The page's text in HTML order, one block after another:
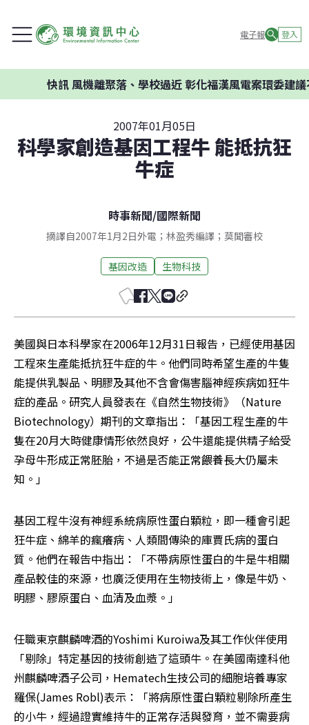
電子報 登入
快訊風機離聚落、學校過近 彰化福漢風電案環委建議
2007年01月05日
科學家創造基因工程牛 能抵抗狂
牛症
時事新聞/國際新聞
摘譯自2007年1月2日外電；林盈秀編譯；莫聞審校
基因改造 生物科技
美國與日本科學家在2006年12月31日報告，已經使用基因
工程來生產能抵抗狂牛症的牛。他們同時希望生產的牛隻
能提供乳製品、明膠及其他不含會傷害腦神經疾病如狂牛
症的產品。研究人員發表在《自然生物技術》（Nature
Biotechnology）期刊的文章指出：「基因工程生產的牛
隻在20月大時健康情形依然良好，公牛還能提供精子給受
孕母牛形成正常胚胎，不過是否能正常餵養長大仍屬未
知。」
基因工程牛沒有神經系統病原性蛋白顆粒，即一種會引起
狂牛症、綿羊的瘋癢病、人類間傳染的庫賈氏病的蛋白
質。他們在報告中指出：「不帶病原性蛋白的牛是牛相關
產品較佳的來源，也廣泛使用在生物技術上，像是牛奶、
明膠、膠原蛋白、血清及血漿。」
任職東京麒麟啤酒的Yoshimi Kuroiwa及其工作伙伴使用
「剔除」特定基因的技術創造了這頭牛。在美國南達科他
州麒麟啤酒子公司，Hematech生技公司的細胞培養專家
羅保(James Robl)表示：「將病原性蛋白顆粒剔除所產生
的小牛，經過證實維持牛的正常存活與發育，並不需要病